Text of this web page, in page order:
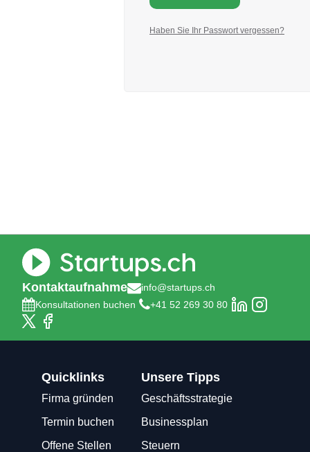
Haben Sie Ihr Passwort vergessen?
Kontaktaufnahme
info@startups.ch
Konsultationen buchen
+41 52 269 30 80
Quicklinks
Firma gründen
Termin buchen
Offene Stellen
Unsere Tipps
Geschäftsstrategie
Businessplan
Steuern